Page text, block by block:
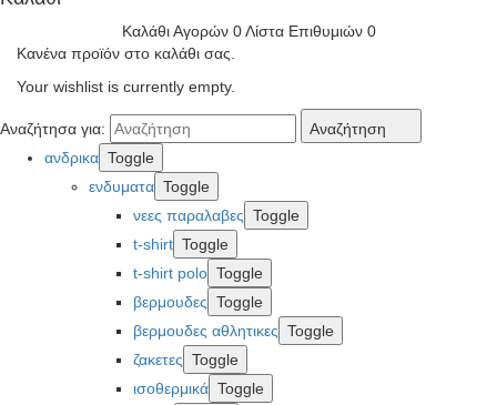
Καλάθι Αγορών 0 Λίστα Επιθυμιών 0
Κανένα προϊόν στο καλάθι σας.
Your wishlist is currently empty.
Αναζήτησα για:
Αναζήτηση
ανδρικα Toggle
ενδυματα Toggle
νεες παραλαβες Toggle
t-shirt Toggle
t-shirt polo Toggle
βερμουδες Toggle
βερμουδες αθλητικες Toggle
ζακετες Toggle
ισοθερμικά Toggle